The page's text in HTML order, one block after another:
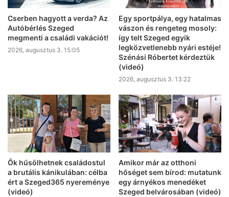
Cserben hagyott a verda? Az
Autóbérlés Szeged
megmenti a családi vakációt!
2026, augusztus 3. 15:05
Egy sportpálya, egy hatalmas
vászon és rengeteg mosoly:
így telt Szeged egyik
legközvetlenebb nyári estéje!
Szénási Róbertet kérdeztük
(videó)
2026, augusztus 3. 13:22
Ők hűsölhetnek családostul
a brutális kánikulában: célba
ért a Szeged365 nyereménye
(videó)
Amikor már az otthoni
hőséget sem bírod: mutatunk
egy árnyékos menedéket
Szeged belvárosában (videó)